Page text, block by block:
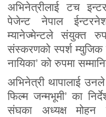
अभिनेत्रीलाई टच
पेजेन्ट नेपाल
म्यानेज्मेन्टले संयुक्त
संस्करणको स्पर्श म्युजिक
नायिका’ को रुपमा
अभिनेत्री थापालाई
फिल्म जन्मभूमी’ का
संघका अध्यक्ष मोहन